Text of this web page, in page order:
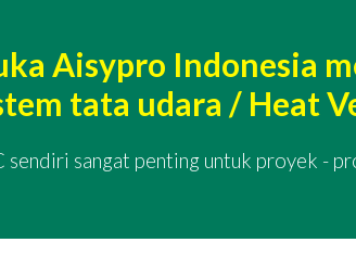
Aisypro Indonesia
tata udara / Heat
sendiri sangat penting untuk proyek -